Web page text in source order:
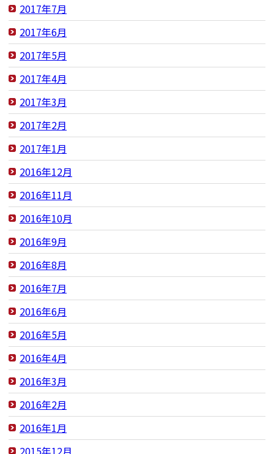
2017年7月
2017年6月
2017年5月
2017年4月
2017年3月
2017年2月
2017年1月
2016年12月
2016年11月
2016年10月
2016年9月
2016年8月
2016年7月
2016年6月
2016年5月
2016年4月
2016年3月
2016年2月
2016年1月
2015年12月